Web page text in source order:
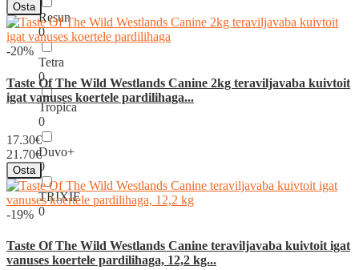
Resun
0
Tetra
0
Tropica
0
Duvo+
0
TRIXIE
0
Osta
-20%
Taste Of The Wild Westlands Canine 2kg teraviljavaba kuivtoit
igat vanuses koertele pardilihaga...
17.30€
21.70€
Osta
-19%
Taste Of The Wild Westlands Canine teraviljavaba kuivtoit igat
vanuses koertele pardilihaga, 12,2 kg...